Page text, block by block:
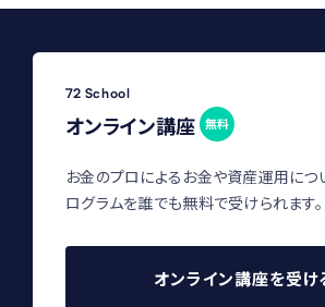
72 School
オンライン講座 無料
お金のプロによるお金や資産運用につ
ログラムを誰でも無料で受けられます。
オンライン講座を受け